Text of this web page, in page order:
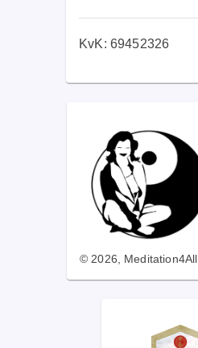
KvK: 69452326
© 2026, Meditation4All